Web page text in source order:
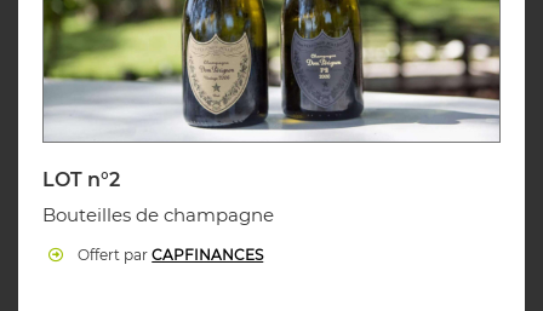
LOT n°2
Bouteilles de champagne
Offert parCAPFINANCES